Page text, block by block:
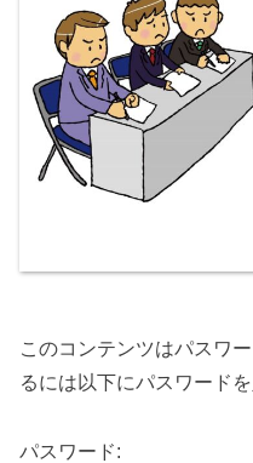
このコンテンツはパスワ
るには以下にパスワード
パスワード: